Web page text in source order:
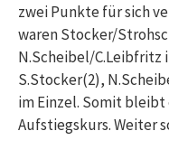
zwei Punkte für sich
waren Stocker/
N.Scheibel/C.Leibfritz
S.Stocker(2),
im Einzel. Somit
Aufstiegskurs. Weiter